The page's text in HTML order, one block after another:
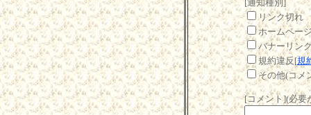
[通知種別]
リンク切れ
ホームペー
バナーリン
規約違反[規
その他(コメ
[コメント](必要